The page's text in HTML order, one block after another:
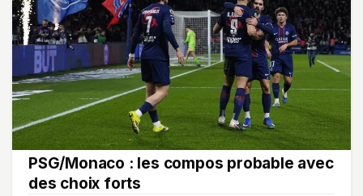
PSG/Monaco : les compos probable avec
des choix forts